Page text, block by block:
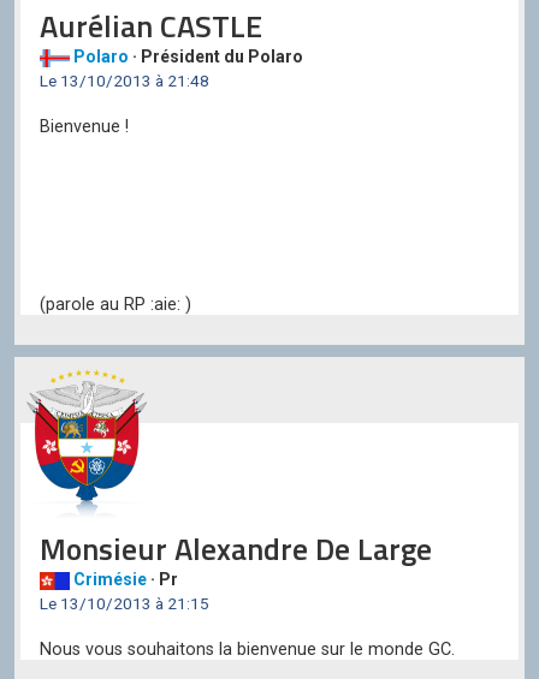
Aurélian CASTLE
Polaro · Président du Polaro
Le 13/10/2013 à 21:48
Bienvenue !
(parole au RP :aie: )
Monsieur Alexandre De Large
Crimésie · Pr
Le 13/10/2013 à 21:15
Nous vous souhaitons la bienvenue sur le monde GC.